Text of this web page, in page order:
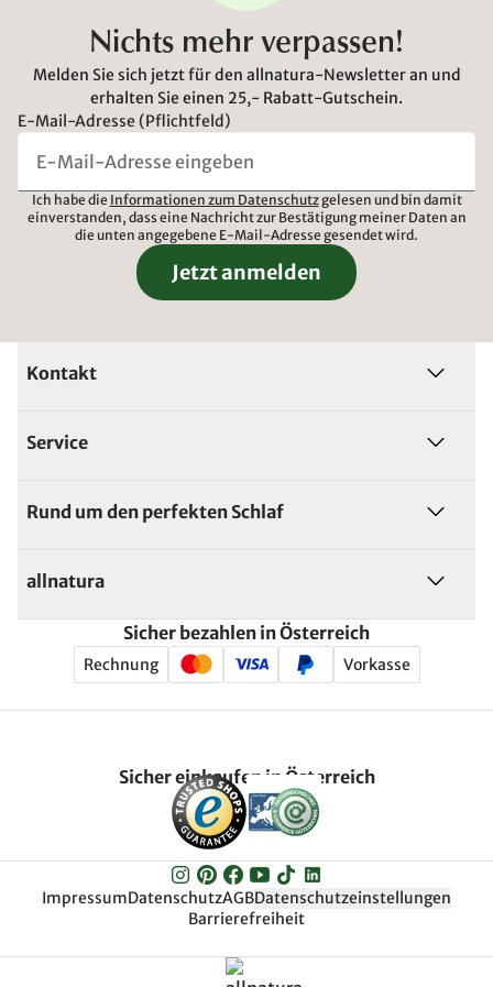
Nichts mehr verpassen!
Melden Sie sich jetzt für den allnatura-Newsletter an und
erhalten Sie einen 25,- Rabatt-Gutschein.
E-Mail-Adresse (Pflichtfeld)
Ich habe die Informationen zum Datenschutzgelesen und bin damit
einverstanden, dass eine Nachricht zur Bestätigung meiner Daten an
die unten angegebene E-Mail-Adresse gesendet wird.
Jetzt anmelden
Kontakt
Service
Rund um den perfekten Schlaf
allnatura
Sicher bezahlen in Österreich
Rechnung Vorkasse
Sicher einkaufen in Österreich
ImpressumDatenschutzAGBDatenschutzeinstellungen
Barrierefreiheit